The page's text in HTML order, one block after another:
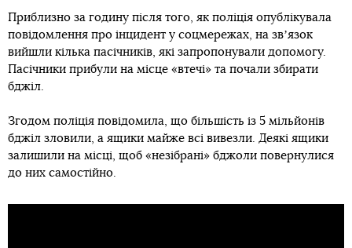
Приблизно за годину після того, як поліція опублікувала
повідомлення про інцидент у соцмережах, на звʼязок
вийшли кілька пасічників, які запропонували допомогу.
Пасічники прибули на місце «втечі» та почали збирати
бджіл.
Згодом поліція повідомила, що більшість із 5 мільйонів
бджіл зловили, а ящики майже всі вивезли. Деякі ящики
залишили на місці, щоб «незібрані» бджоли повернулися
до них самостійно.